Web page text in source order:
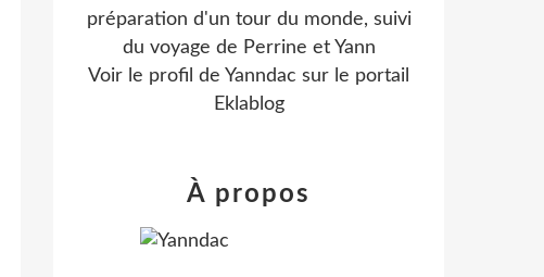
préparation d'un tour du monde, suivi
du voyage de Perrine et Yann
Voir le profil de Yanndac sur le portail
Eklablog
À propos